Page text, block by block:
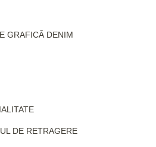
GRAFICĂ DENIM
DE RETRAGERE